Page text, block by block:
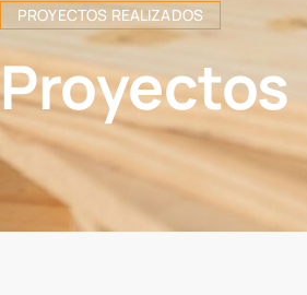
PROYECTOS REALIZADOS
Proyectos